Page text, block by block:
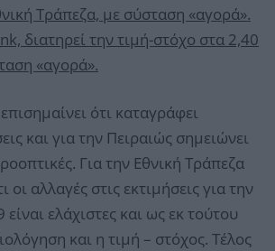
Τράπεζα, με σύσταση «αγορά».
διατηρεί την τιμή-στόχο στα 2,40
«αγορά».
ότι καταγράφει
και για την Πειραιώς σημειώνει
Για την Εθνική Τράπεζα
οι αλλαγές στις εκτιμήσεις για την
ελάχιστες και ως εκ τούτου
και η τιμή – στόχος. Τέλος